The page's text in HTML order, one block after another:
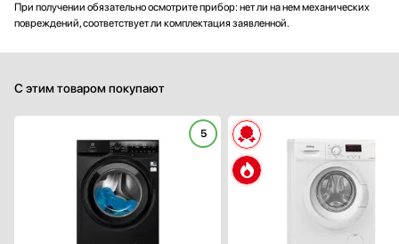
При получении обязательно осмотрите прибор: нет ли на нем механических
повреждений, соответствует ли комплектация заявленной.
С этим товаром покупают
5
Тип установки:
Максимальная загрузка (кг):
Скорость отжима (об/мин):